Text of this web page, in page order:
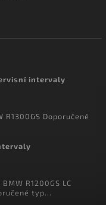
intervaly
Doporučené
R1200GS LC
typ...